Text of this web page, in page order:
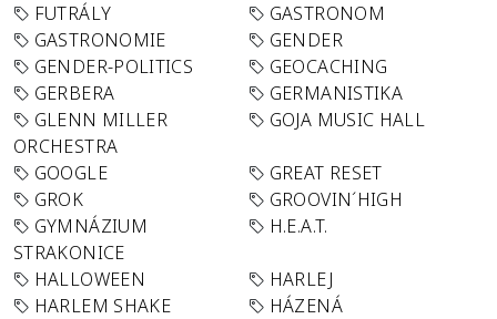
FUTRÁLY
GASTRONOM
GASTRONOMIE
GENDER
GENDER-POLITICS
GEOCACHING
GERBERA
GERMANISTIKA
GLENN MILLER
ORCHESTRA
GOJA MUSIC HALL
GOOGLE
GREAT RESET
GROK
GROOVIN´HIGH
GYMNÁZIUM
STRAKONICE
H.E.A.T.
HALLOWEEN
HARLEJ
HARLEM SHAKE
HÁZENÁ